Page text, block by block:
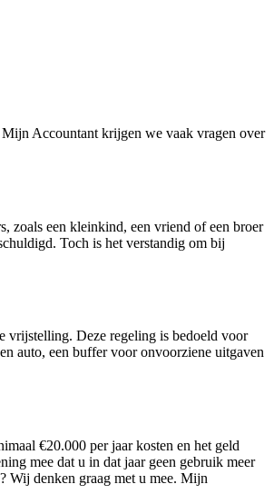
Accountant krijgen we vaak vragen over
zoals een kleinkind, een vriend of een broer
Toch is het verstandig om bij
vrijstelling. Deze regeling is bedoeld voor
auto, een buffer voor onvoorziene uitgaven
€20.000 per jaar kosten en het geld
mee dat u in dat jaar geen gebruik meer
Wij denken graag met u mee. Mijn